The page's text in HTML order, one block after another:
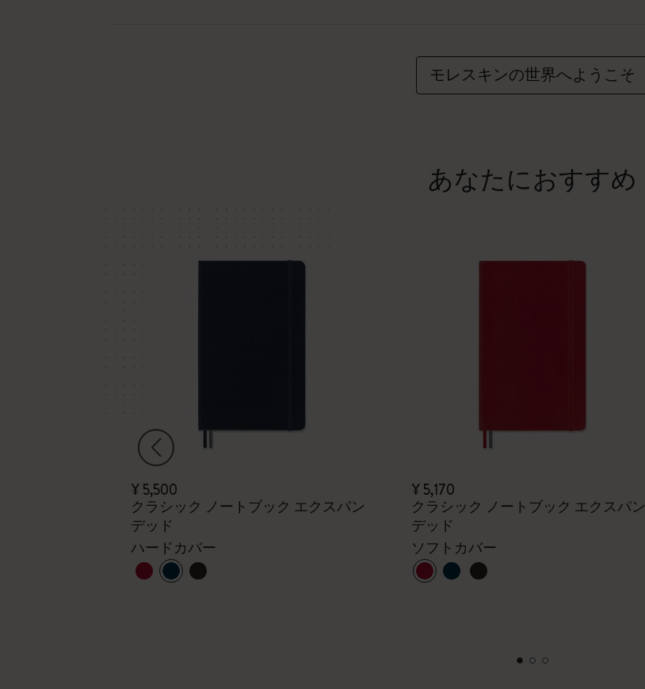
モレスキンの世界へようこそ
あなたにおすすめ
¥ 5,500
クラシック ノートブック エクスパン
デッド
ハードカバー
¥ 5,170
クラシック ノートブック エクスパン
デッド
ソフトカバー